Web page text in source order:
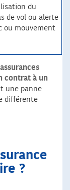
du
de vol ou alerte
ou mouvement
contrat à un
une panne
différente
?